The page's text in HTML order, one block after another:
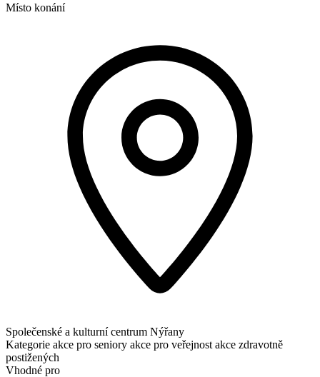
Místo konání
Společenské a kulturní centrum Nýřany
Kategorie akce pro seniory akce pro veřejnost akce zdravotně
postižených
Vhodné pro